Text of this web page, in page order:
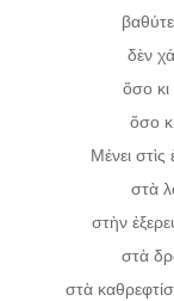
δὲν
ὅσο κι
ὅσο
Μένει
στὰ
στὴν
στὰ
στὰ